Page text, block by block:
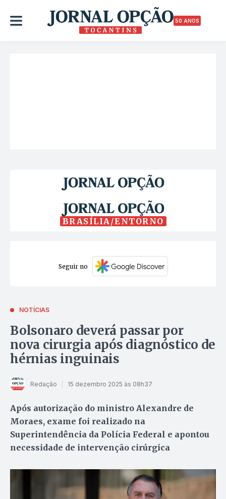
50 ANOS
BRASÍLIA/ENTORNO
Seguir no
NOTÍCIAS
Bolsonaro deverá passar por
nova cirurgia após diagnóstico de
hérnias inguinais
Redação 15 dezembro 2025 às 08h37
Após autorização do ministro Alexandre de
Moraes, exame foi realizado na
Superintendência da Polícia Federal e apontou
necessidade de intervenção cirúrgica